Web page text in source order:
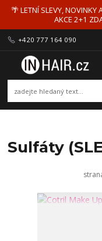
🌴 LETNÍ SLEVY, NOVINKY
AKCE 2+1
+420 777 164 090
Sulfáty